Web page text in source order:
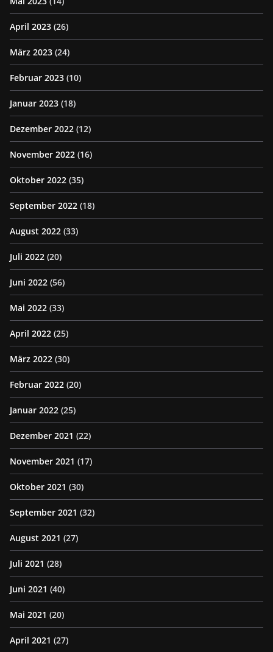
April 2023 (26)
März 2023 (24)
Februar 2023 (10)
Januar 2023 (18)
Dezember 2022 (12)
November 2022 (16)
Oktober 2022 (35)
September 2022 (18)
August 2022 (33)
Juli 2022 (20)
Juni 2022 (56)
Mai 2022 (33)
April 2022 (25)
März 2022 (30)
Februar 2022 (20)
Januar 2022 (25)
Dezember 2021 (22)
November 2021 (17)
Oktober 2021 (30)
September 2021 (32)
August 2021 (27)
Juli 2021 (28)
Juni 2021 (40)
Mai 2021 (20)
April 2021 (27)